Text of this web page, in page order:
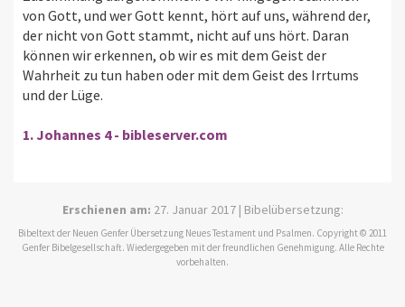
von Gott, und wer Gott kennt, hört auf uns, während der,
der nicht von Gott stammt, nicht auf uns hört. Daran
können wir erkennen, ob wir es mit dem Geist der
Wahrheit zu tun haben oder mit dem Geist des Irrtums
und der Lüge.
1. Johannes 4 - bibleserver.com
Erschienen am: 27. Januar 2017 | Bibelübersetzung:
Bibeltext der Neuen Genfer Übersetzung Neues Testament und Psalmen. Copyright © 2011
Genfer Bibelgesellschaft. Wiedergegeben mit der freundlichen Genehmigung. Alle Rechte
vorbehalten.